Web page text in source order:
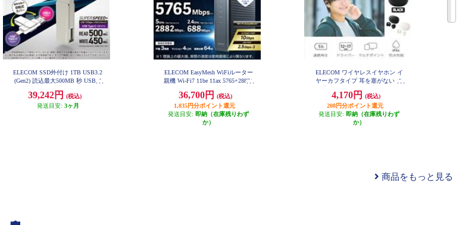
ELECOM SSD外付け 1TB USB3.2
(Gen2) 読込最大500MB 秒 USBメ
peC USB-A両対応 シルバー ESD-E
PA1000GSV
39,242円
(税込)
発送目安: 3ヶ月
ELECOM EasyMesh WiFiルーター
親機 Wi-Fi7 11be 11ax 5765+2882+
bps AIセキュリティ搭載 ブラック
WRC-BE94XSD-B
36,700円
(税込)
1,835円分ポイント還元
発送目安: 即納（在庫残りわず
か）
ELECOM ワイヤレスイヤホン イ
ヤーカフタイプ 耳を塞がない オ
ポイント 軽量 ブラック LBT-OWS
03BK
4,170円
(税込)
208円分ポイント還元
発送目安: 即納（在庫残りわず
か）
商品をもっと見る